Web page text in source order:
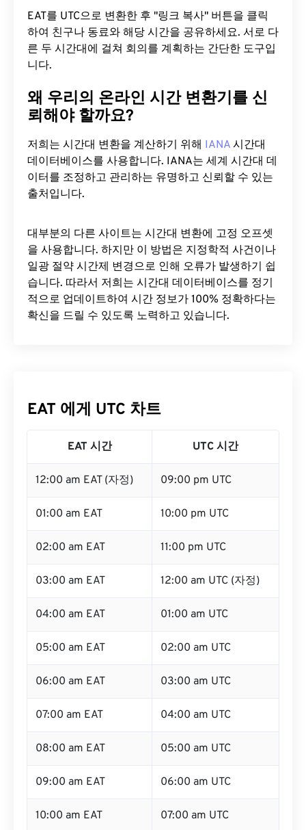
EAT를 UTC으로 변환한 후 "링크 복사" 버튼을 클릭
하여 친구나 동료와 해당 시간을 공유하세요. 서로 다
른 두 시간대에 걸쳐 회의를 계획하는 간단한 도구입
니다.
왜 우리의 온라인 시간 변환기를 신
뢰해야 할까요?
저희는 시간대 변환을 계산하기 위해 IANA 시간대
데이터베이스를 사용합니다. IANA는 세계 시간대 데
이터를 조정하고 관리하는 유명하고 신뢰할 수 있는
출처입니다.
대부분의 다른 사이트는 시간대 변환에 ​​고정 오프셋
을 사용합니다. 하지만 이 방법은 지정학적 사건이나
일광 절약 시간제 변경으로 인해 오류가 발생하기 쉽
습니다. 따라서 저희는 시간대 데이터베이스를 정기
적으로 업데이트하여 시간 정보가 100% 정확하다는
확신을 드릴 수 있도록 노력하고 있습니다.
EAT 에게 UTC 차트
EAT 시간 UTC 시간
12:00 am EAT (자정) 09:00 pm UTC
01:00 am EAT 10:00 pm UTC
02:00 am EAT 11:00 pm UTC
03:00 am EAT 12:00 am UTC (자정)
04:00 am EAT 01:00 am UTC
05:00 am EAT 02:00 am UTC
06:00 am EAT 03:00 am UTC
07:00 am EAT 04:00 am UTC
08:00 am EAT 05:00 am UTC
09:00 am EAT 06:00 am UTC
10:00 am EAT 07:00 am UTC